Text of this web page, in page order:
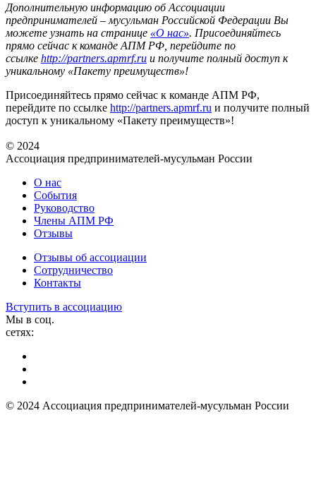
Дополнительную информацию об Ассоциации
предпринимателей – мусульман Российской Федерации Вы
можете узнать на странице «О нас». Присоединяйтесь
прямо сейчас к команде АПМ РФ, перейдите по
ссылке http://partners.apmrf.ru и получите полный доступ к
уникальному «Пакету преимуществ»!
Присоединяйтесь прямо сейчас к команде АПМ РФ,
перейдите по ссылке http://partners.apmrf.ru и получите полный
доступ к уникальному «Пакету преимуществ»!
© 2024
Ассоциация предпринимателей-мусульман России
О нас
События
Руководство
Члены АПМ РФ
Отзывы
Отзывы об ассоциации
Сотрудничество
Контакты
Вступить в ассоциацию
Мы в соц.
сетях:
© 2024 Ассоциация предпринимателей-мусульман России